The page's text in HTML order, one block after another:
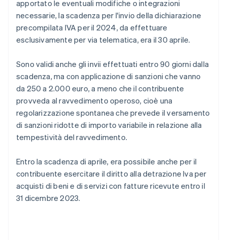
apportato le eventuali modifiche o integrazioni
necessarie, la scadenza per l'invio della dichiarazione
precompilata IVA per il 2024, da effettuare
esclusivamente per via telematica, era il 30 aprile.
Sono validi anche gli invii effettuati entro 90 giorni dalla
scadenza, ma con applicazione di sanzioni che vanno
da 250 a 2.000 euro, a meno che il contribuente
provveda al ravvedimento operoso, cioè una
regolarizzazione spontanea che prevede il versamento
di sanzioni ridotte di importo variabile in relazione alla
tempestività del ravvedimento.
Entro la scadenza di aprile, era possibile anche per il
contribuente esercitare il diritto alla detrazione Iva per
acquisti di beni e di servizi con fatture ricevute entro il
31 dicembre 2023.